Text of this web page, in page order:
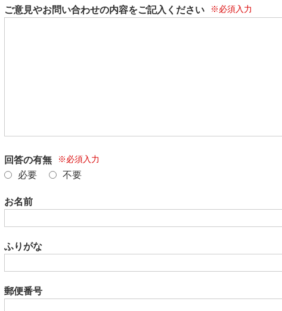
ご意見やお問い合わせの内容をご記入ください ※必須入力
回答の有無 ※必須入力
必要 不要
お名前
ふりがな
郵便番号